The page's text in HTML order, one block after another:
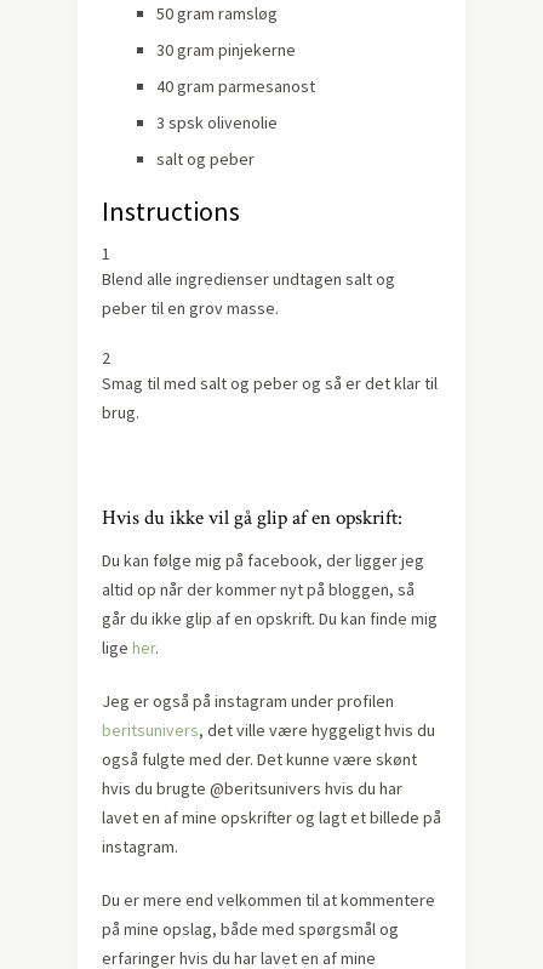
50 gram ramsløg
30 gram pinjekerne
40 gram parmesanost
3 spsk olivenolie
salt og peber
Instructions
1
Blend alle ingredienser undtagen salt og
peber til en grov masse.
2
Smag til med salt og peber og så er det klar til
brug.
Hvis du ikke vil gå glip af en opskrift:
Du kan følge mig på facebook, der ligger jeg
altid op når der kommer nyt på bloggen, så
går du ikke glip af en opskrift. Du kan finde mig
lige her.
Jeg er også på instagram under profilen
beritsunivers, det ville være hyggeligt hvis du
også fulgte med der. Det kunne være skønt
hvis du brugte @beritsunivers hvis du har
lavet en af mine opskrifter og lagt et billede på
instagram.
Du er mere end velkommen til at kommentere
på mine opslag, både med spørgsmål og
erfaringer hvis du har lavet en af mine